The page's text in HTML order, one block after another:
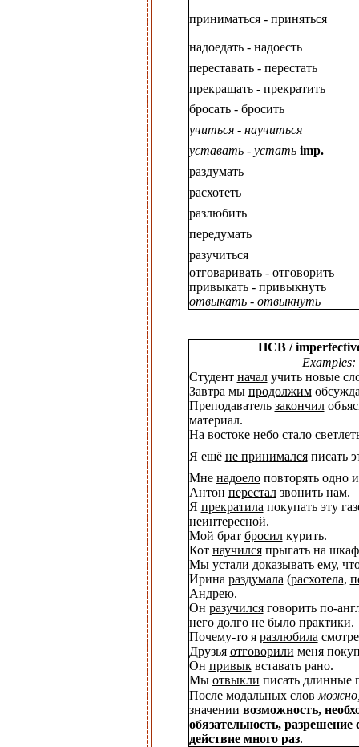
приниматься - приняться
надоедать - надоесть
переставать - перестать
прекращать - прекратить
бросать - бросить
учиться - научиться
уставать - устать imp.
раздумать
расхотеть
разлюбить
передумать
разучиться
отговаривать - отговорить
привыкать - привыкнуть
отвыкать - отвыкнуть
НСВ /
Examples:
Студент началучить новые
Завтра мы продолжим
Преподаватель закончил
материал.
На востоке небо стало
Я ешё не принималсяписать
Мне надоелоповторять одно
Антон пересталзвонить нам.
Я прекратила покупать эту
неинтересной.
Мой брат бросилкурить.
Кот научилсяпрыгать на
Мы устали доказывать ему,
Ирина раздумала (расхотела,
Андрею.
Он разучилсяговорить по-
него долго не было практики.
Почему-то я разлюбила
Друзья отговорили меня
Он привыквставать рано.
Мы отвыкли писать длинные
После модальных слов
значении возможность,
обязательность, разрешение
действие много раз.